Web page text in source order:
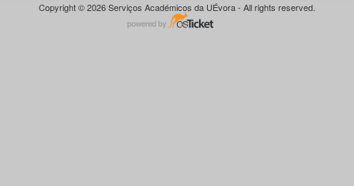
Copyright © 2026 Serviços Académicos da UÉvora - All rights reserved.